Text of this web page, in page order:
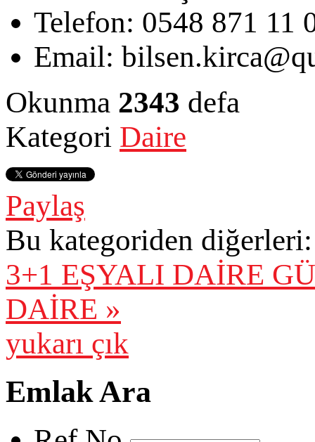
Telefon: 0548 871 11
Email:
Okunma 2343 defa
Kategori Daire
Paylaş
Bu kategoriden diğerleri:
3+1 EŞYALI DAİRE
DAİRE »
yukarı çık
Emlak Ara